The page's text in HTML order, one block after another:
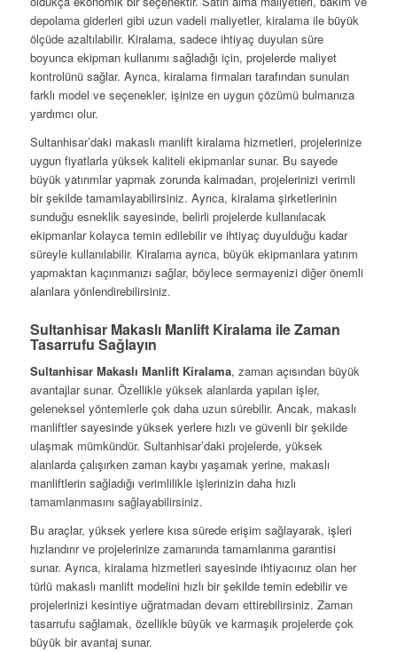
depolama giderleri gibi uzun vadeli maliyetler, kiralama ile büyük
ölçüde azaltılabilir. Kiralama, sadece ihtiyaç duyulan süre
boyunca ekipman kullanımı sağladığı için, projelerde maliyet
kontrolünü sağlar. Ayrıca, kiralama firmaları tarafından sunulan
farklı model ve seçenekler, işinize en uygun çözümü bulmanıza
yardımcı olur.
Sultanhisar’daki makaslı manlift kiralama hizmetleri, projelerinize
uygun fiyatlarla yüksek kaliteli ekipmanlar sunar. Bu sayede
büyük yatırımlar yapmak zorunda kalmadan, projelerinizi verimli
bir şekilde tamamlayabilirsiniz. Ayrıca, kiralama şirketlerinin
sunduğu esneklik sayesinde, belirli projelerde kullanılacak
ekipmanlar kolayca temin edilebilir ve ihtiyaç duyulduğu kadar
süreyle kullanılabilir. Kiralama ayrıca, büyük ekipmanlara yatırım
yapmaktan kaçınmanızı sağlar, böylece sermayenizi diğer önemli
alanlara yönlendirebilirsiniz.
Sultanhisar Makaslı Manlift Kiralama ile Zaman
Tasarrufu Sağlayın
Sultanhisar Makaslı Manlift Kiralama, zaman açısından büyük
avantajlar sunar. Özellikle yüksek alanlarda yapılan işler,
geleneksel yöntemlerle çok daha uzun sürebilir. Ancak, makaslı
manliftler sayesinde yüksek yerlere hızlı ve güvenli bir şekilde
ulaşmak mümkündür. Sultanhisar’daki projelerde, yüksek
alanlarda çalışırken zaman kaybı yaşamak yerine, makaslı
manliftlerin sağladığı verimlilikle işlerinizin daha hızlı
tamamlanmasını sağlayabilirsiniz.
Bu araçlar, yüksek yerlere kısa sürede erişim sağlayarak, işleri
hızlandırır ve projelerinize zamanında tamamlanma garantisi
sunar. Ayrıca, kiralama hizmetleri sayesinde ihtiyacınız olan her
türlü makaslı manlift modelini hızlı bir şekilde temin edebilir ve
projelerinizi kesintiye uğratmadan devam ettirebilirsiniz. Zaman
tasarrufu sağlamak, özellikle büyük ve karmaşık projelerde çok
büyük bir avantaj sunar.